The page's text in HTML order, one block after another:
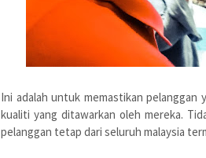
Ini adalah untuk memastikan pelanggan
kualiti yang ditawarkan oleh mereka.
pelanggan tetap dari seluruh malaysia